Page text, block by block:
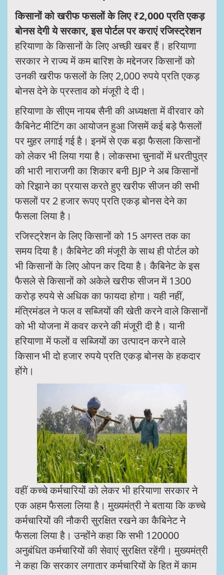
किसानों को खरीफ फसलों के लिए ₹2,000 प्रति एकड़
बोनस देगी ये सरकार, इस पोर्टल पर कराएं रजिस्ट्रेशन
हरियाणा के किसानों के लिए अच्छी खबर हैं। हरियाणा
सरकार ने राज्य में कम बारिश के मद्देनजर किसानों को
उनकी खरीफ फसलों के लिए 2,000 रुपये प्रति एकड़
बोनस देने के प्रस्ताव को मंजूरी दे दी।
हरियाणा के सीएम नायब सैनी की अध्यक्षता में वीरवार को
कैबिनेट मीटिंग का आयोजन हुआ जिसमें कई बड़े फैसलों
पर मुहर लगाई गई है। इनमें से एक बड़ा फैसला किसानों
को लेकर भी लिया गया है। लोकसभा चुनावों में धरतीपुत्र
की भारी नाराजगी का शिकार बनी BJP ने अब किसानों
को रिझाने का प्रयास करते हुए खरीफ सीजन की सभी
फसलों पर 2 हजार रूपए प्रति एकड़ बोनस देने का
फैसला लिया है।
रजिस्ट्रेशन के लिए किसानों को 15 अगस्त तक का
समय दिया है। कैबिनेट की मंजूरी के साथ ही पोर्टल को
भी किसानों के लिए ओपन कर दिया है। कैबिनेट के इस
फैसले से किसानों को अकेले खरीफ सीजन में 1300
करोड़ रुपये से अधिक का फायदा होगा। यही नहीं,
मंत्रिमंडल ने फल व सब्जियों की खेती करने वाले किसानों
को भी योजना में कवर करने की मंजूरी दी है। यानी
हरियाणा में फलों व सब्जियों का उत्पादन करने वाले
किसान भी दो हजार रुपये प्रति एकड़ बोनस के हकदार
होंगे।
वहीं कच्चे कर्मचारियों को लेकर भी हरियाणा सरकार ने
एक अहम फैसला लिया है। मुख्यमंत्री ने बताया कि कच्चे
कर्मचारियों की नौकरी सुरक्षित रखने का कैबिनेट ने
फैसला लिया है। उन्होंने कहा कि सभी 120000
अनुबंधित कर्मचारियों की सेवाएं सुरक्षित रहेंगी। मुख्यमंत्री
ने कहा कि सरकार लगातार कर्मचारियों के हित में काम